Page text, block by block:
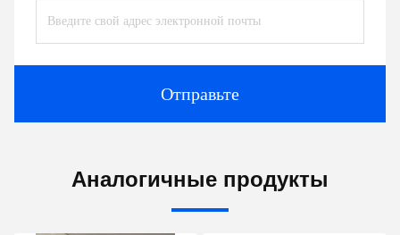
Отправьте
Аналогичные продукты